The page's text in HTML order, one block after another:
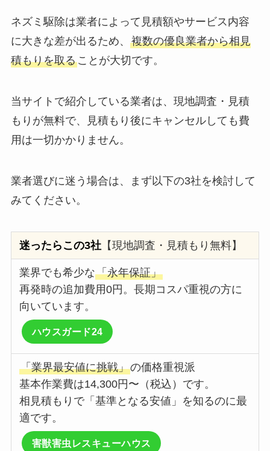
ネズミ駆除は業者によって見積額やサービス内容
に大きな差が出るため、 複数の優良業者から相見
積もりを取ることが大切です。
当サイトで紹介している業者は、現地調査・見積
もりが無料で、見積もり後にキャンセルしても費
用は一切かかりません。
業者選びに迷う場合は、まず以下の3社を検討して
みてください。
迷ったらこの3社 【現地調査・見積もり無料】
業界でも希少な「永年保証」
再発時の追加費用0円。長期コスパ重視の方に
向いています。
ハウスガード24
「業界最安値に挑戦」の価格重視派
基本作業費は14,300円〜（税込）です。
相見積もりで「基準となる安値」を知るのに最
適です。
害獣害虫レスキューハウス